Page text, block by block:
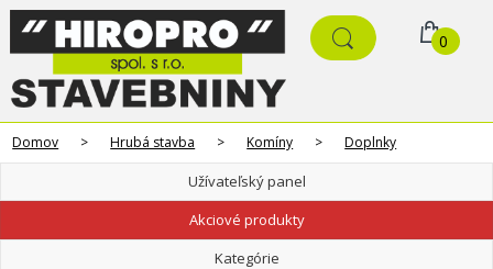
0
Domov > Hrubá stavba > Komíny > Doplnky
Užívateľský panel
Akciové produkty
Kategórie